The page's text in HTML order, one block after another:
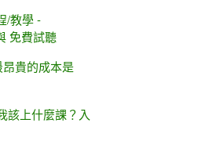
/教學 -
免費試聽
貴的成本是
該上什麼課？入